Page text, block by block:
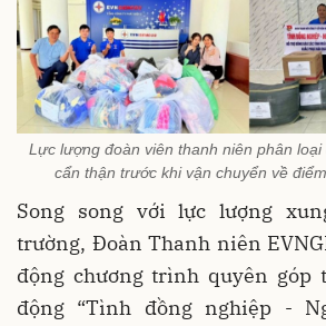
Lực lượng đoàn viên thanh niên phân
cẩn thận trước khi vận chuyển về
Song song với lực lượng
trường, Đoàn Thanh niên
động chương trình quyên góp
động “Tình đồng nghiệp -